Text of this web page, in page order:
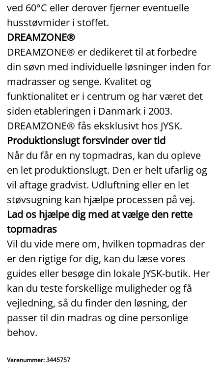
ved 60°C eller derover fjerner eventuelle
husstøvmider i stoffet.
DREAMZONE®
DREAMZONE® er dedikeret til at forbedre
din søvn med individuelle løsninger inden for
madrasser og senge. Kvalitet og
funktionalitet er i centrum og har været det
siden etableringen i Danmark i 2003.
DREAMZONE® fås eksklusivt hos JYSK.
Produktionslugt forsvinder over tid
Når du får en ny topmadras, kan du opleve
en let produktionslugt. Den er helt ufarlig og
vil aftage gradvist. Udluftning eller en let
støvsugning kan hjælpe processen på vej.
Lad os hjælpe dig med at vælge den rette
topmadras
Vil du vide mere om, hvilken topmadras der
er den rigtige for dig, kan du læse vores
guides eller besøge din lokale JYSK‑butik. Her
kan du teste forskellige muligheder og få
vejledning, så du finder den løsning, der
passer til din madras og dine personlige
behov.
Varenummer: 3445757